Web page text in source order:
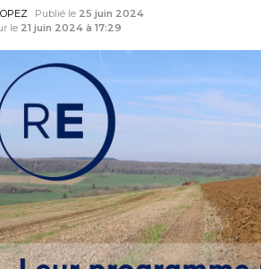
Publié le 25 juin 2024
le 21 juin 2024 à 17:29